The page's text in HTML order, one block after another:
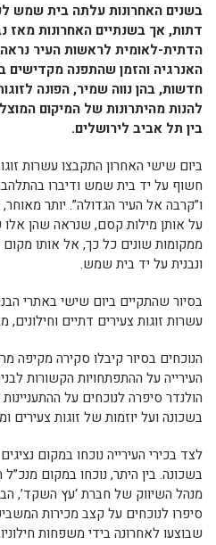
בשנים האחרונות עלתה בית שמש
דתות, אך בשנתיים האחרונות מאז
הדתית-לאומית לראשות העיר נראה
האנרגיה והזמן שהתפנה מקדישים
חדשות, בהן נווה שמיר, הפונה
להנות מהיתרונות של המיקום
בין תל אביב לירושלים.
ביום שישי האחרון התקבצו עשרות
חשוף על יד בית שמש ודיברו
ו”קרבה אל העיר הגדולה”. יותר
על אותן מילות קסם, שנראה שהן אלו
ממקומות שונים כל כך, אל אותו
ונבנית על יד בית שמש.
בסיור שהתקיים ביום שישי באתרי
עשרות זוגות צעירים דתיים
הנוכחים בסיור קיבלו סקירה מקיפה
העירייה על ההתפתחויות הקשורות
הולנדר סיפרה לנוכחים על
בשכונה ועל יוזמות של זוגות
לצד בכירי העירייה נוכחו במקום
בשכונה. בין היתר, נוכחו במקום מנכ”ל
מנהל השיווק של חברת ‘עץ השקד’,
סיפרו לנוכחים על קצב מכירות
שבוצעו לאחרונה בידי משפחות